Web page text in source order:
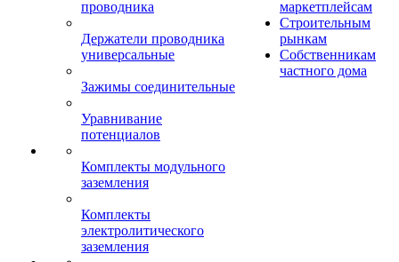
проводника
Держатели проводника
универсальные
Зажимы соединительные
Уравнивание
потенциалов
Комплекты модульного
заземления
Комплекты
электролитического
заземления
маркетплейсам
Строительным
рынкам
Собственникам
частного дома